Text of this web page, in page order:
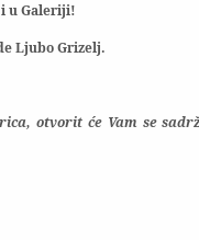
u Galeriji!
Ljubo Grizelj.
otvorit će Vam se